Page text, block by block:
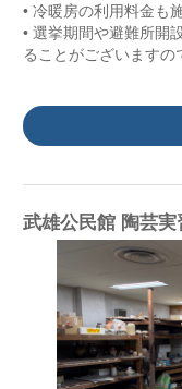
• 冷暖房の利用料金も
• 選挙期間や避難所開
ることがございますの
武雄公民館 陶芸実